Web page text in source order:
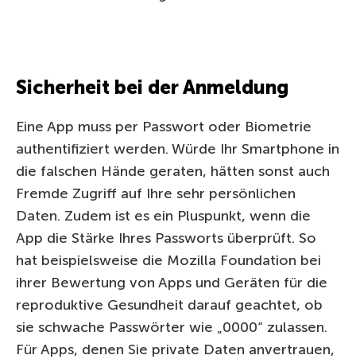
Sicherheit bei der Anmeldung
Eine App muss per Passwort oder Biometrie
authentifiziert werden. Würde Ihr Smartphone in
die falschen Hände geraten, hätten sonst auch
Fremde Zugriff auf Ihre sehr persönlichen
Daten. Zudem ist es ein Pluspunkt, wenn die
App die Stärke Ihres Passworts überprüft. So
hat beispielsweise die Mozilla Foundation bei
ihrer Bewertung von Apps und Geräten für die
reproduktive Gesundheit darauf geachtet, ob
sie schwache Passwörter wie „0000“ zulassen.
Für Apps, denen Sie private Daten anvertrauen,